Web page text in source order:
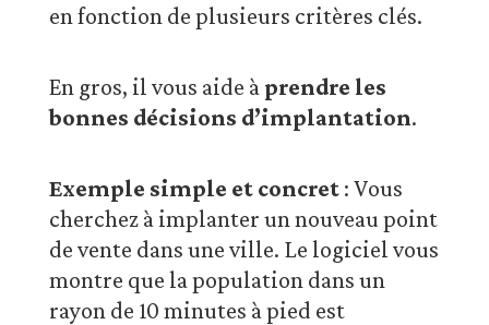
en fonction de plusieurs critères clés.
En gros, il vous aide à prendre les
bonnes décisions d’implantation.
Exemple simple et concret: Vous
cherchez à implanter un nouveau point
de vente dans une ville. Le logiciel vous
montre que la population dans un
rayon de 10 minutes à pied est